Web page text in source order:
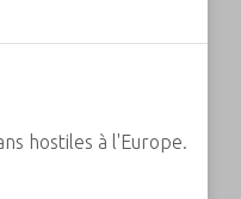
hostiles à l'Europe.